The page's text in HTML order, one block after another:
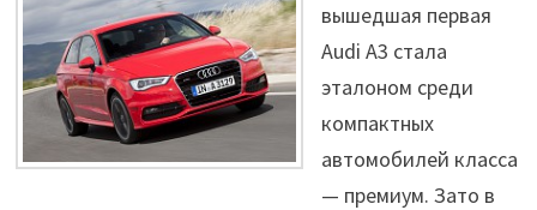
вышедшая первая
Audi A3 стала
эталоном среди
компактных
автомобилей класса
— премиум. Зато в